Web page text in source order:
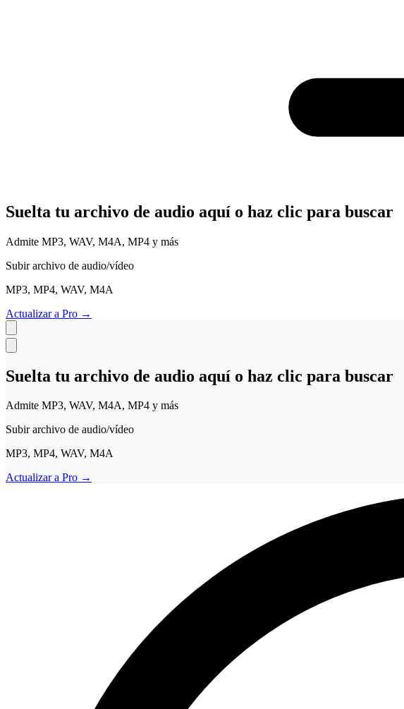
Suelta tu archivo de audio aquí o haz clic para buscar
Admite MP3, WAV, M4A, MP4 y más
Subir archivo de audio/vídeo
MP3, MP4, WAV, M4A
Actualizar a Pro →
Suelta tu archivo de audio aquí o haz clic para buscar
Admite MP3, WAV, M4A, MP4 y más
Subir archivo de audio/vídeo
MP3, MP4, WAV, M4A
Actualizar a Pro →